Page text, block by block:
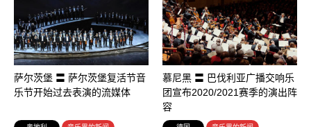
萨尔茨堡 〓 萨尔茨堡复活节音
乐节开始过去表演的流媒体
慕尼黑 〓 巴伐利亚广播交响乐
团宣布2020/2021赛季的演出阵
容